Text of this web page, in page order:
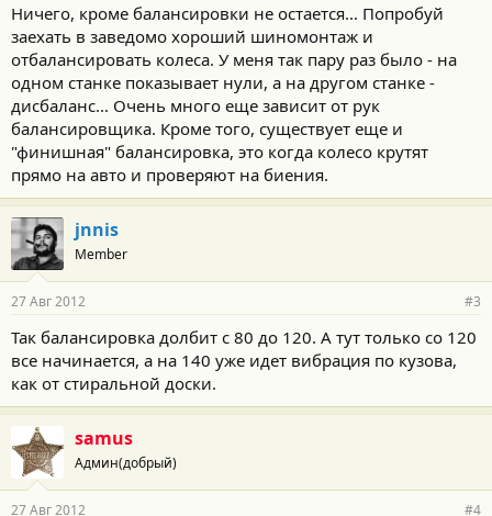
Ничего, кроме балансировки не остается... Попробуй
заехать в заведомо хороший шиномонтаж и
отбалансировать колеса. У меня так пару раз было - на
одном станке показывает нули, а на другом станке -
дисбаланс... Очень много еще зависит от рук
балансировщика. Кроме того, существует еще и
"финишная" балансировка, это когда колесо крутят
прямо на авто и проверяют на биения.
jnnis
Member
27 Авг 2012 #3
Так балансировка долбит с 80 до 120. А тут только со 120
все начинается, а на 140 уже идет вибрация по кузова,
как от стиральной доски.
samus
Админ(добрый)
27 Авг 2012 #4